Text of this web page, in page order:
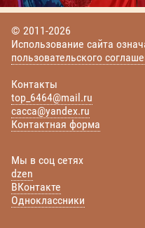
© 2011-2026
Использование сайта
пользовательского
Контакты
top_6464@mail.ru
cacca@yandex.ru
Контактная форма
Мы в соц сетях
dzen
ВКонтакте
Одноклассники